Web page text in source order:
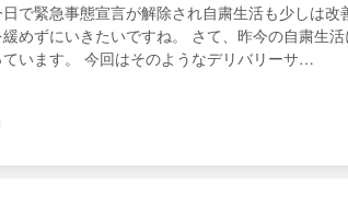
で緊急事態宣言が解除され自粛生活も少しは改
めずにいきたいですね。 さて、昨今の自粛生
います。 今回はそのようなデリバリーサ…